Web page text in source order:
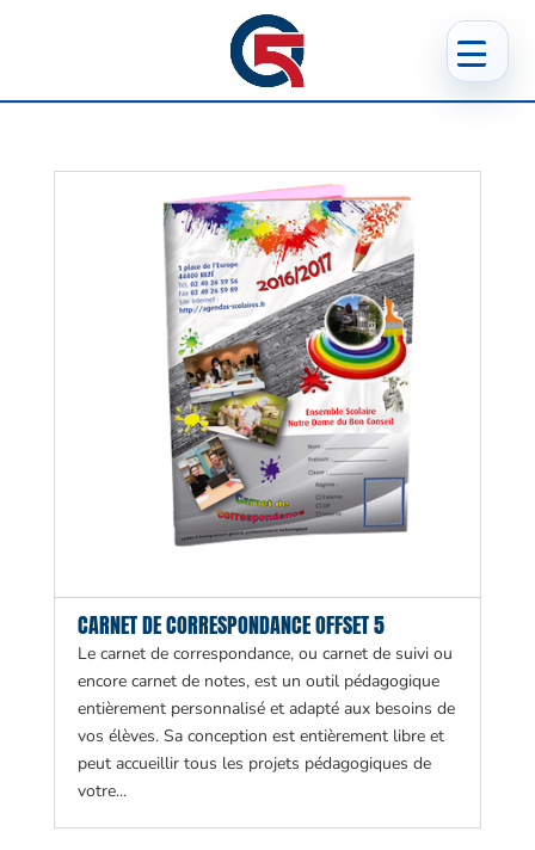
CARNET DE CORRESPONDANCE OFFSET 5
Le carnet de correspondance, ou carnet de suivi ou
encore carnet de notes, est un outil pédagogique
entièrement personnalisé et adapté aux besoins de
vos élèves. Sa conception est entièrement libre et
peut accueillir tous les projets pédagogiques de
votre...